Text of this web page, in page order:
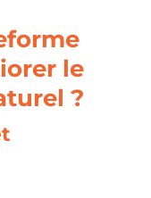
le
?